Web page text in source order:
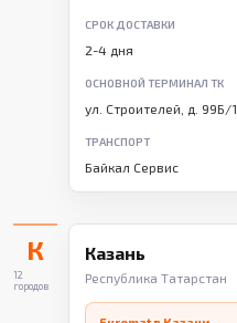
СРОК ДОСТАВКИ
2-4 дня
ОСНОВНОЙ ТЕРМИНАЛ ТК
ул. Строителей, д. 99Б/1
ТРАНСПОРТ
Байкал Сервис
К
12
городов
Казань
Республика Татарстан